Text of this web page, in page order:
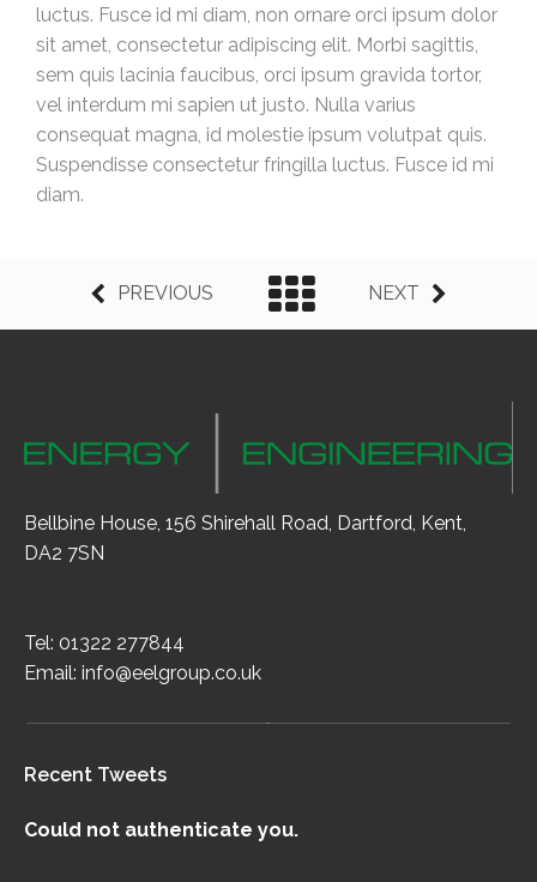
luctus. Fusce id mi diam, non ornare orci ipsum dolor
sit amet, consectetur adipiscing elit. Morbi sagittis,
sem quis lacinia faucibus, orci ipsum gravida tortor,
vel interdum mi sapien ut justo. Nulla varius
consequat magna, id molestie ipsum volutpat quis.
Suspendisse consectetur fringilla luctus. Fusce id mi
diam.
PREVIOUS NEXT
Bellbine House, 156 Shirehall Road, Dartford, Kent,
DA2 7SN
Tel: 01322 277844
Email: info@eelgroup.co.uk
Recent Tweets
Could not authenticate you.